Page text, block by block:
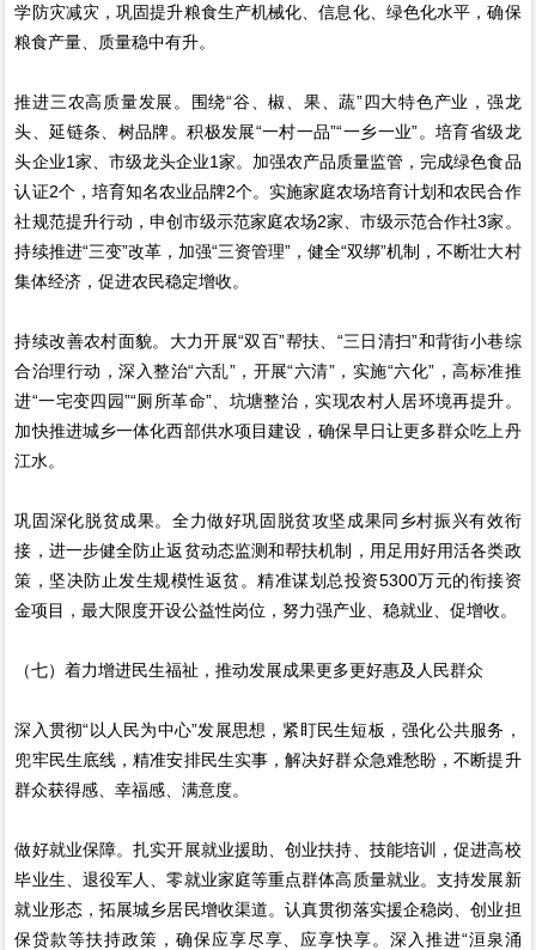
学防灾减灾，巩固提升粮食生产机械化、信息化、绿色化水平，确保
粮食产量、质量稳中有升。
推进三农高质量发展。围绕“谷、椒、果、蔬”四大特色产业，强龙
头、延链条、树品牌。积极发展“一村一品”“一乡一业”。培育省级龙
头企业1家、市级龙头企业1家。加强农产品质量监管，完成绿色食品
认证2个，培育知名农业品牌2个。实施家庭农场培育计划和农民合作
社规范提升行动，申创市级示范家庭农场2家、市级示范合作社3家。
持续推进“三变”改革，加强“三资管理”，健全“双绑”机制，不断壮大村
集体经济，促进农民稳定增收。
持续改善农村面貌。大力开展“双百”帮扶、“三日清扫”和背街小巷综
合治理行动，深入整治“六乱”，开展“六清”，实施“六化”，高标准推
进“一宅变四园”“厕所革命”、坑塘整治，实现农村人居环境再提升。
加快推进城乡一体化西部供水项目建设，确保早日让更多群众吃上丹
江水。
巩固深化脱贫成果。全力做好巩固脱贫攻坚成果同乡村振兴有效衔
接，进一步健全防止返贫动态监测和帮扶机制，用足用好用活各类政
策，坚决防止发生规模性返贫。精准谋划总投资5300万元的衔接资
金项目，最大限度开设公益性岗位，努力强产业、稳就业、促增收。
（七）着力增进民生福祉，推动发展成果更多更好惠及人民群众
深入贯彻“以人民为中心”发展思想，紧盯民生短板，强化公共服务，
兜牢民生底线，精准安排民生实事，解决好群众急难愁盼，不断提升
群众获得感、幸福感、满意度。
做好就业保障。扎实开展就业援助、创业扶持、技能培训，促进高校
毕业生、退役军人、零就业家庭等重点群体高质量就业。支持发展新
就业形态，拓展城乡居民增收渠道。认真贯彻落实援企稳岗、创业担
保贷款等扶持政策，确保应享尽享、应享快享。深入推进“洹泉涌